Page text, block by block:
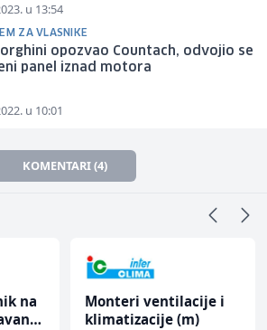
u 13:54
ZA VLASNIKE
opozvao Countach, odvojio se
panel iznad motora
u 10:01
KOMENTARI (4)
na
Monteri ventilacije i
klimatizacije (m)